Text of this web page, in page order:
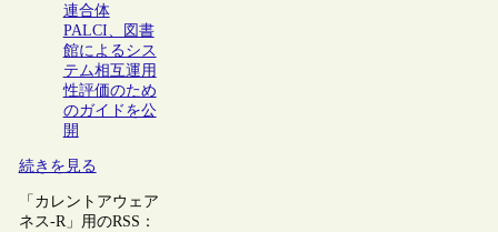
連合体
PALCI、図書
館によるシス
テム相互運用
性評価のため
のガイドを公
開
続きを見る
「カレントアウェア
ネス-R」用のRSS：